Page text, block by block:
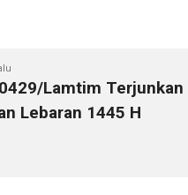
Lamtim Terjunkan
Lebaran 1445 H